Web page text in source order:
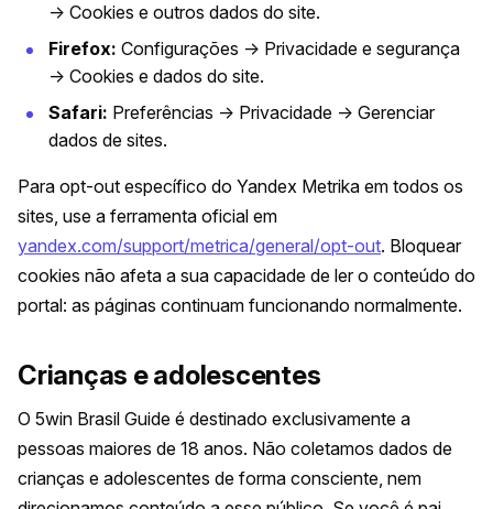
→ Cookies e outros dados do site.
Firefox: Configurações → Privacidade e segurança
→ Cookies e dados do site.
Safari: Preferências → Privacidade → Gerenciar
dados de sites.
Para opt-out específico do Yandex Metrika em todos os
sites, use a ferramenta oficial em
yandex.com/support/metrica/general/opt-out. Bloquear
cookies não afeta a sua capacidade de ler o conteúdo do
portal: as páginas continuam funcionando normalmente.
Crianças e adolescentes
O 5win Brasil Guide é destinado exclusivamente a
pessoas maiores de 18 anos. Não coletamos dados de
crianças e adolescentes de forma consciente, nem